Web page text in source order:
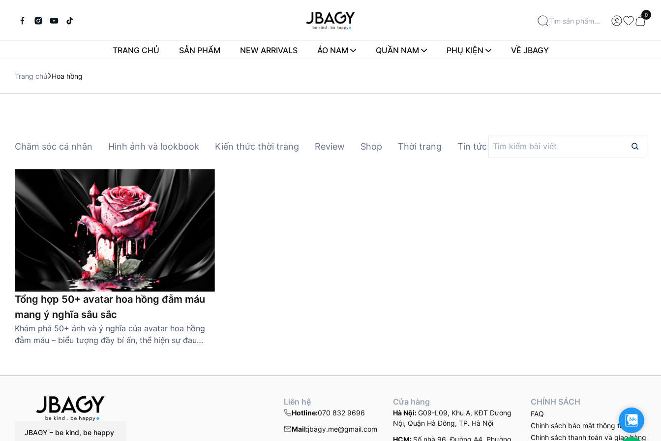
0
TRANG CHỦ SẢN PHẨM NEW ARRIVALS ÁO NAM QUẦN NAM PHỤ KIỆN VỀ JBAGY
Trang chủ Hoa hồng
Chăm sóc cá nhân Hình ảnh và lookbook Kiến thức thời trang Review Shop Thời trang Tin tức Tư vấn mua hàng Tư vấn và
Tổng hợp 50+ avatar hoa hồng đẫm máu
mang ý nghĩa sâu sắc
Khám phá 50+ ảnh và ý nghĩa của avatar hoa hồng
đẫm máu – biểu tượng đầy bí ẩn, thể hiện sự đau
JBAGY – be kind, be happy
Liên hệ
Hotline:070 832 9696
Mail:jbagy.me@gmail.com
Cửa hàng
Hà Nội:G09-L09, Khu A, KĐT Dương
Nội, Quận Hà Đông, TP. Hà Nội
HCM: Số nhà 96, Đường A4, Phường
CHÍNH SÁCH
FAQ
Chính sách bảo mật thông tin
Chính sách thanh toán và giao hàng
Zalo